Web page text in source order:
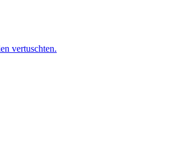
vertuschten.